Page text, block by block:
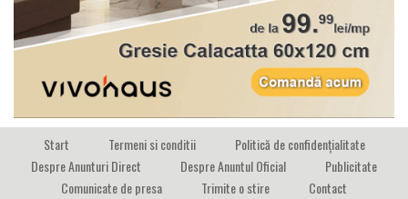
Start Termeni si conditii
Politică de confidențialitate
Despre Anunturi Direct
Despre Anuntul Oficial
Publicitate
Comunicate de presa
Trimite o stire Contact